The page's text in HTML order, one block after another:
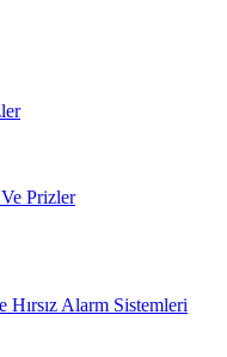
Prizler
Hırsız Alarm Sistemleri